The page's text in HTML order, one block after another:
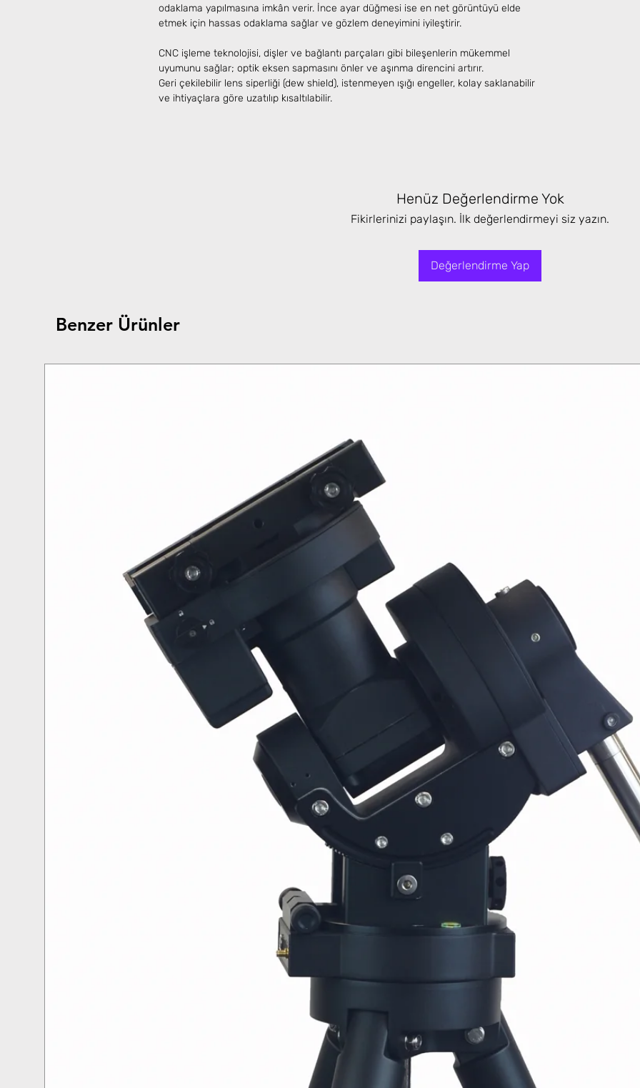
odaklama yapılmasına imkân verir. İnce ayar düğmesi ise en net görüntüyü elde
etmek için hassas odaklama sağlar ve gözlem deneyimini iyileştirir.
CNC işleme teknolojisi, dişler ve bağlantı parçaları gibi bileşenlerin mükemmel
uyumunu sağlar; optik eksen sapmasını önler ve aşınma direncini artırır.
Geri çekilebilir lens siperliği (dew shield), istenmeyen ışığı engeller, kolay saklanabilir
ve ihtiyaçlara göre uzatılıp kısaltılabilir.
Henüz Değerlendirme Yok
Fikirlerinizi paylaşın. İlk değerlendirmeyi siz yazın.
Değerlendirme Yap
Benzer Ürünler